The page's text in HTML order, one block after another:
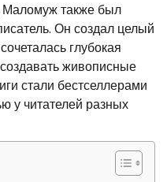
Маломуж также был
Он создал целый
глубокая
живописные
стали бестселлерами
у читателей разных